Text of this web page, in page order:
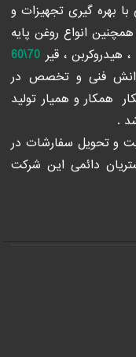
با بهره گیری تجهیزات و
همچنین انواع روغن پایه
، قیر 70\60
دانش فنی و تخصص در
همکار و همیار تولید
.
و تحویل سفارشات در
دائمی این شرکت